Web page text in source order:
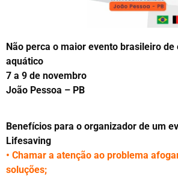
Não perca o maior evento brasileiro
aquático
7 a 9 de novembro
João Pessoa – PB
Benefícios para o organizador de um
Lifesaving
• Chamar a atenção ao problema
soluções;